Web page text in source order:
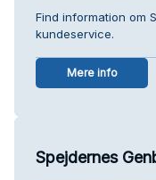
Find information om
kundeservice.
Mere info
Spejdernes